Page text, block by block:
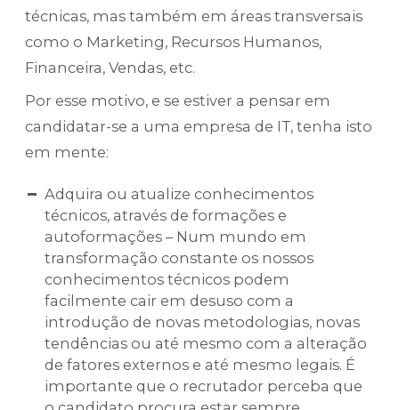
técnicas, mas também em áreas transversais
como o Marketing, Recursos Humanos,
Financeira, Vendas, etc.
Por esse motivo, e se estiver a pensar em
candidatar-se a uma empresa de IT, tenha isto
em mente:
Adquira ou atualize conhecimentos
técnicos, através de formações e
autoformações – Num mundo em
transformação constante os nossos
conhecimentos técnicos podem
facilmente cair em desuso com a
introdução de novas metodologias, novas
tendências ou até mesmo com a alteração
de fatores externos e até mesmo legais. É
importante que o recrutador perceba que